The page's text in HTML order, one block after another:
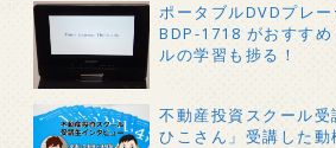
ポータブルDVDプレ
BDP-1718 がおすす
ルの学習も捗る！
不動産投資スクール受
ひこさん」受講した